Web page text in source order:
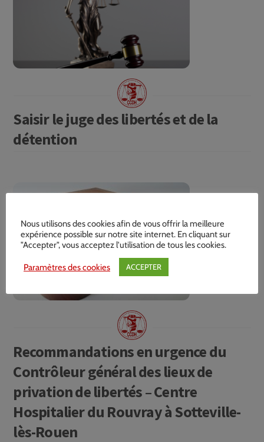
Saisir le juge des libertés et de la
détention
Recommandations en urgence du
Contrôleur général des lieux de
privation de libertés – Centre
Hospitalier du Rouvray à Sotteville-
lès-Rouen
Nous utilisons des cookies afin de vous offrir la meilleure
expérience possible sur notre site internet. En cliquant sur
"Accepter", vous acceptez l'utilisation de tous les cookies.
Paramètres des cookies ACCEPTER